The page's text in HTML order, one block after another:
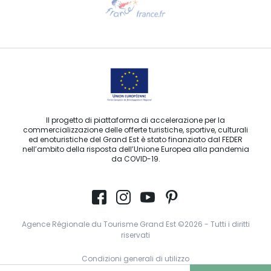
Contattaci per e-mail
Il progetto di piattaforma di accelerazione per la
commercializzazione delle offerte turistiche, sportive, culturali
ed enoturistiche del Grand Est è stato finanziato dal FEDER
nell’ambito della risposta dell’Unione Europea alla pandemia
da COVID-19.
Agence Régionale du Tourisme Grand Est ©2026 - Tutti i diritti
riservati
Condizioni generali di utilizzo